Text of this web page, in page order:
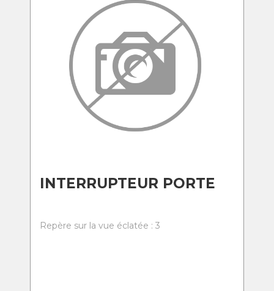
INTERRUPTEUR PORTE
Repère sur la vue éclatée : 3